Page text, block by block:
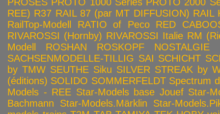
REE) R37 RAIL 87 (par MT DIFFUSION) RAIL
RailTop-Modell
RATIO of Peco
RED
RIVAROSSI (Hornby) RIVAROSSI Italie RM
Modell
ROSHAN ROSKOPF NOSTALGIE
SACHSENMODELLE-TILLIG SAI SCHICHT
by TMW SEUTHE Siku SILVER STREAK by
(éditions) SOLIDO SOMMERFELDT Spectrum
Models - REE Star-Models base Jouef Star-
Bachmann
Star-Models.Märklin
Star-